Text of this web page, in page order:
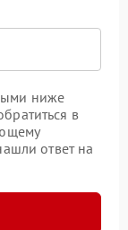
ниже
в
ответ на